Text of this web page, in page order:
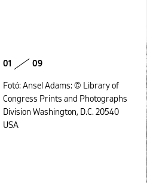
01 09
Fotó: Ansel Adams: © Library of
Congress Prints and Photographs
Division Washington, D.C. 20540
USA